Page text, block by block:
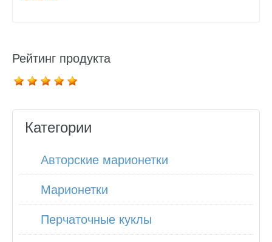
Рейтинг продукта
Категории
Авторские марионетки
Марионетки
Перчаточные куклы